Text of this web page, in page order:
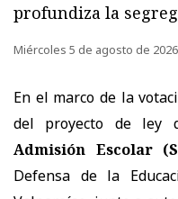
profundiza la
Miércoles 5 de agosto de 2026
En el marco de la
del proyecto de ley
Admisión Escolar
Defensa de la